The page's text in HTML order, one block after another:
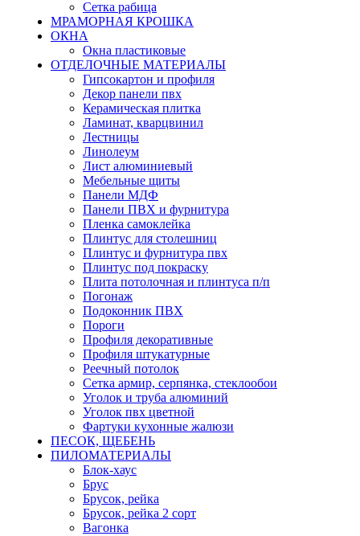
Сетка рабица
МРАМОРНАЯ КРОШКА
ОКНА
Окна пластиковые
ОТДЕЛОЧНЫЕ МАТЕРИАЛЫ
Гипсокартон и профиля
Декор панели пвх
Керамическая плитка
Ламинат, кварцвинил
Лестницы
Линолеум
Лист алюминиевый
Мебельные щиты
Панели МДФ
Панели ПВХ и фурнитура
Пленка самоклейка
Плинтус для столешниц
Плинтус и фурнитура пвх
Плинтус под покраску
Плита потолочная и плинтуса п/п
Погонаж
Подоконник ПВХ
Пороги
Профиля декоративные
Профиля штукатурные
Реечный потолок
Сетка армир, серпянка, стеклообои
Уголок и труба алюминий
Уголок пвх цветной
Фартуки кухонные жалюзи
ПЕСОК, ЩЕБЕНЬ
ПИЛОМАТЕРИАЛЫ
Блок-хаус
Брус
Брусок, рейка
Брусок, рейка 2 сорт
Вагонка